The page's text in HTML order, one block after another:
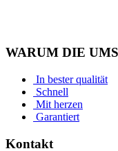
WARUM DIE
In bester qualität
Schnell
Mit herzen
Garantiert
Kontakt